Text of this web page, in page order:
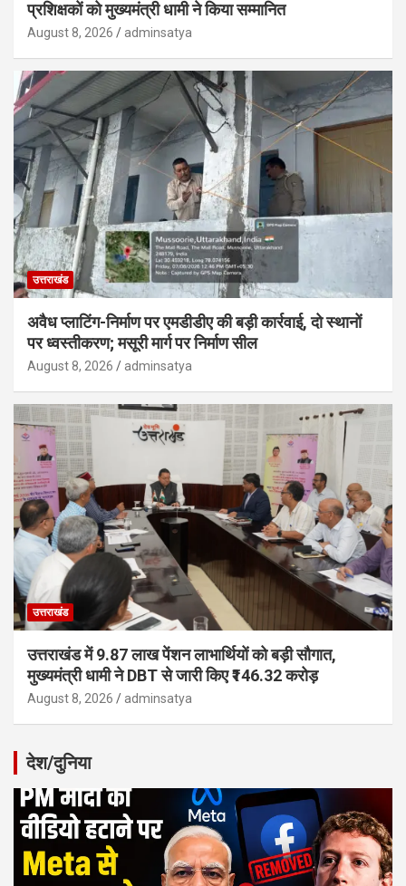
प्रशिक्षकों को मुख्यमंत्री धामी ने किया सम्मानित
August 8, 2026 adminsatya
उत्तराखंड
अवैध प्लाटिंग-निर्माण पर एमडीडीए की बड़ी कार्रवाई, दो स्थानों
पर ध्वस्तीकरण; मसूरी मार्ग पर निर्माण सील
August 8, 2026 adminsatya
उत्तराखंड
उत्तराखंड में 9.87 लाख पेंशन लाभार्थियों को बड़ी सौगात,
मुख्यमंत्री धामी ने DBT से जारी किए ₹146.32 करोड़
August 8, 2026 adminsatya
देश/दुनिया